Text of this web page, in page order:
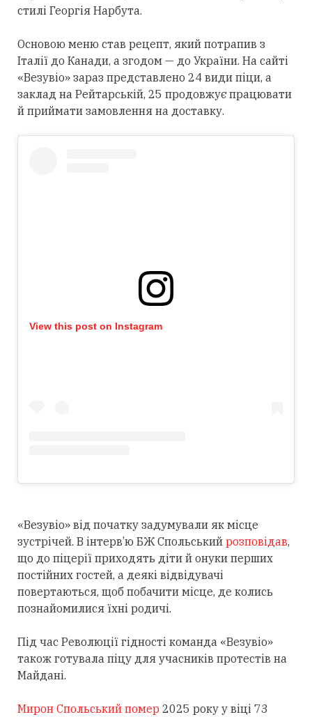
стилі Георгія Нарбута.
Основою меню став рецепт, який потрапив з
Італії до Канади, а згодом — до України. На сайті
«Везувіо» зараз представлено 24 види піци, а
заклад на Рейтарській, 25 продовжує працювати
й приймати замовлення на доставку.
View this post on Instagram
«Везувіо» від початку задумували як місце
зустрічей. В інтерв’ю БЖ Спольський розповідав,
що до піцерії приходять діти й онуки перших
постійних гостей, а деякі відвідувачі
повертаються, щоб побачити місце, де колись
познайомилися їхні родичі.
Під час Революції гідності команда «Везувіо»
також готувала піцу для учасників протестів на
Майдані.
Мирон Спольський помер 2025 року у віці 73